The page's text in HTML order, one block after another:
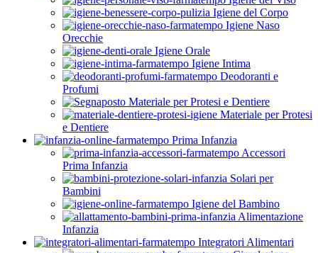
Igiene del Corpo
Igiene Naso
Orecchie
Igiene Orale
Igiene Intima
Deodoranti e
Profumi
Materiale per Protesi e Dentiere
Materiale per Protesi
e Dentiere
Prima Infanzia
Accessori
Prima Infanzia
Solari per
Bambini
Igiene del Bambino
Alimentazione
Infanzia
Integratori Alimentari